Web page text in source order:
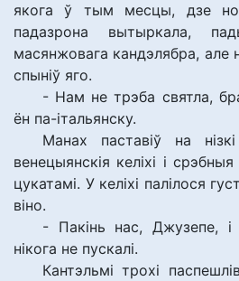
якога ў тым месцы, дзе
падазрона вытыркала,
масянжовага кандэлябра, але
спыніў яго.
- Нам не трэба святла,
ён па-італьянску.
Манах паставіў на
венецыянскія келіхі і
цукатамі. У келіхі палілося
віно.
- Пакінь нас, Джузепе,
нікога не пускалі.
Кантэльмі трохі